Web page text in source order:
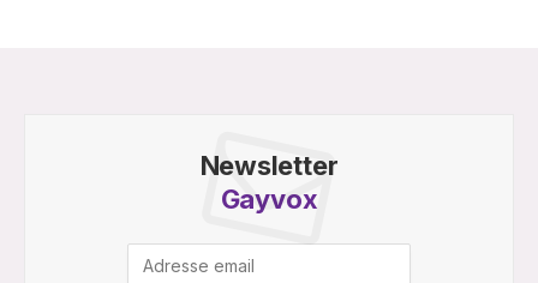
Newsletter
Gayvox